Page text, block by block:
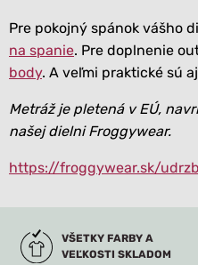
Pre pokojný spánok vášho
na spanie. Pre doplnenie
body. A veľmi praktické sú
Metráž je pletená v EÚ,
našej dielni Froggywear.
https://froggywear.sk/
VŠETKY FARBY A
VEĽKOSTI SKLADOM